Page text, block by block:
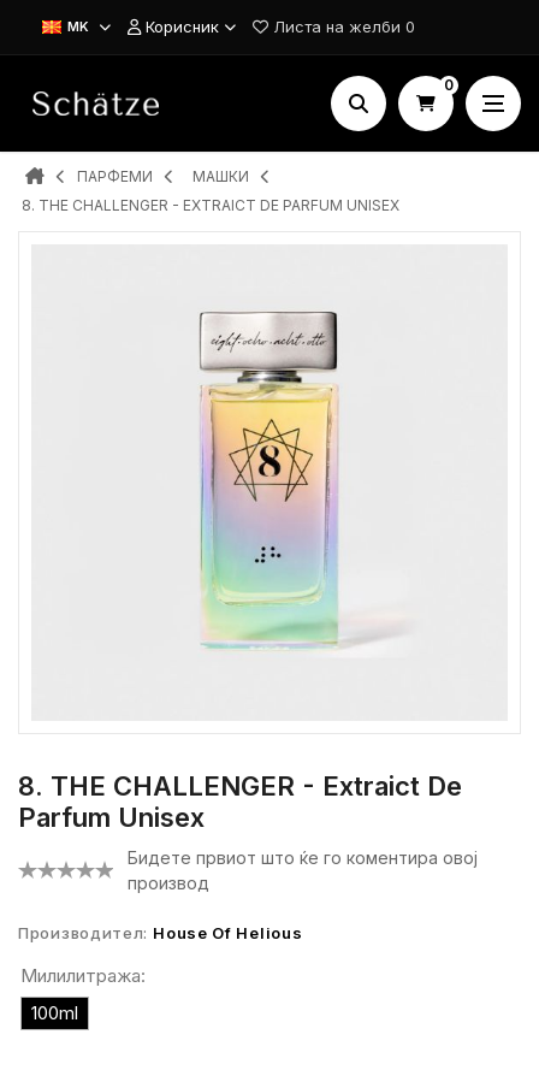
MK Корисник Листа на желби 0
0
ПАРФЕМИ
MAШКИ
8. THE CHALLENGER - EXTRAICT DE PARFUM UNISEX
8. THE CHALLENGER - Extraict De
Parfum Unisex
Бидете првиот што ќе го коментира овој
производ
Производител: House Of Helious
Милилитража:
100ml